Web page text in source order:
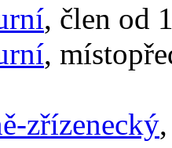
, člen od
,
zřízenecký